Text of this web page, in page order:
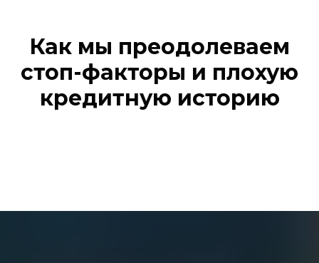
Как мы преодолеваем
стоп-факторы и плохую
кредитную историю